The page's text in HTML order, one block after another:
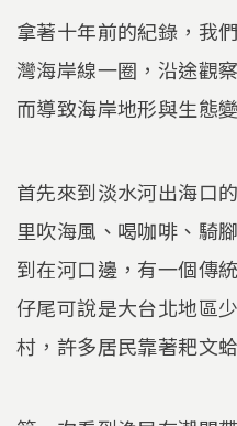
拿著十年前的紀錄，我
灣海岸線一圈，沿途觀
而導致海岸地形與生態
首先來到淡水河出海口
里吹海風、喝咖啡、騎
到在河口邊，有一個傳
仔尾可說是大台北地區
村，許多居民靠著耙文